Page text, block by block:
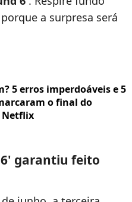
a surpresa será
5 erros imperdoáveis e 5
o final do
Netflix
garantiu feito